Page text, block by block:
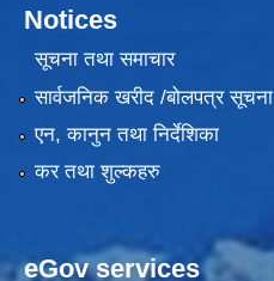
Notices
सूचना तथा समाचार
सार्वजनिक खरीद /बोलपत्र सूचना
एन, कानुन तथा निर्देशिका
कर तथा शुल्कहरु
eGov services